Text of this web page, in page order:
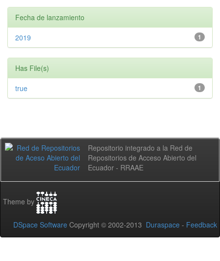
Fecha de lanzamiento
1
2019
Has File(s)
1
true
Repositorio integrado a la Red de
Repositorios de Acceso Abierto del
Ecuador - RRAAE
Theme by
DSpace Software Copyright © 2002-2013 Duraspace - Feedback